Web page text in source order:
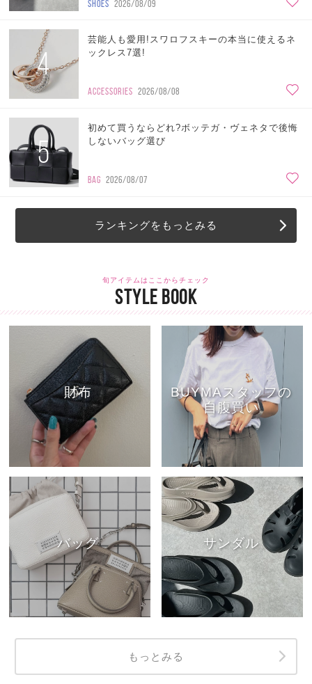
SHOES 2026/08/09
4
芸能人も愛用!スワロフスキーの本当に使えるネ
ックレス7選!
ACCESSORIES 2026/08/08
5
初めて買うならどれ?ボッテガ・ヴェネタで後悔
しないバッグ選び
BAG 2026/08/07
ランキングをもっとみる
旬アイテムはここからチェック
STYLE BOOK
財布
BUYMAスタッフの
自腹買い
バッグ サンダル
もっとみる